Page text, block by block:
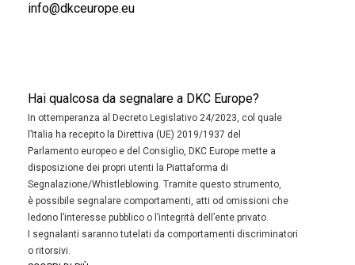
info@dkceurope.eu
Hai qualcosa da segnalare a DKC Europe?
In ottemperanza al Decreto Legislativo 24/2023, col quale
l’Italia ha recepito la Direttiva (UE) 2019/1937 del
Parlamento europeo e del Consiglio, DKC Europe mette a
disposizione dei propri utenti la Piattaforma di
Segnalazione/Whistleblowing. Tramite questo strumento,
è possibile segnalare comportamenti, atti od omissioni che
ledono l’interesse pubblico o l’integrità dell’ente privato.
I segnalanti saranno tutelati da comportamenti discriminatori
o ritorsivi.